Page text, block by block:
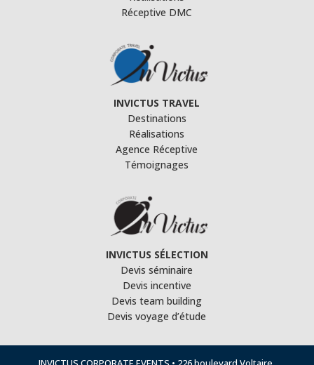
Réceptive DMC
INVICTUS TRAVEL
Destinations
Réalisations
Agence Réceptive
Témoignages
INVICTUS SÉLECTION
Devis séminaire
Devis incentive
Devis team building
Devis voyage d’étude